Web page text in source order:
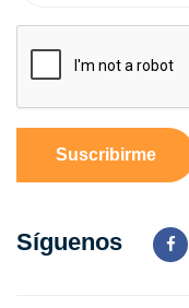
Suscribirme
Síguenos